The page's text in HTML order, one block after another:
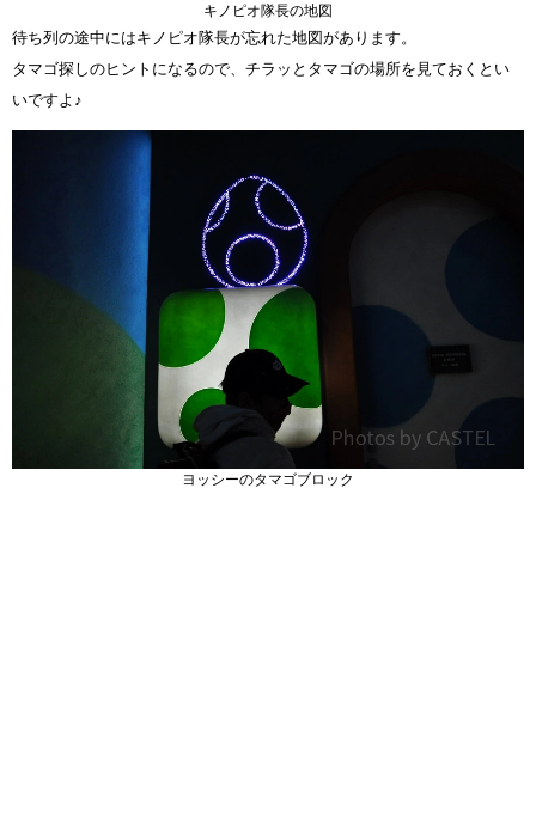
キノピオ隊長の地図
待ち列の途中にはキノピオ隊長が忘れた地図があります。
タマゴ探しのヒントになるので、チラッとタマゴの場所を見ておくとい
いですよ♪
ヨッシーのタマゴブロック